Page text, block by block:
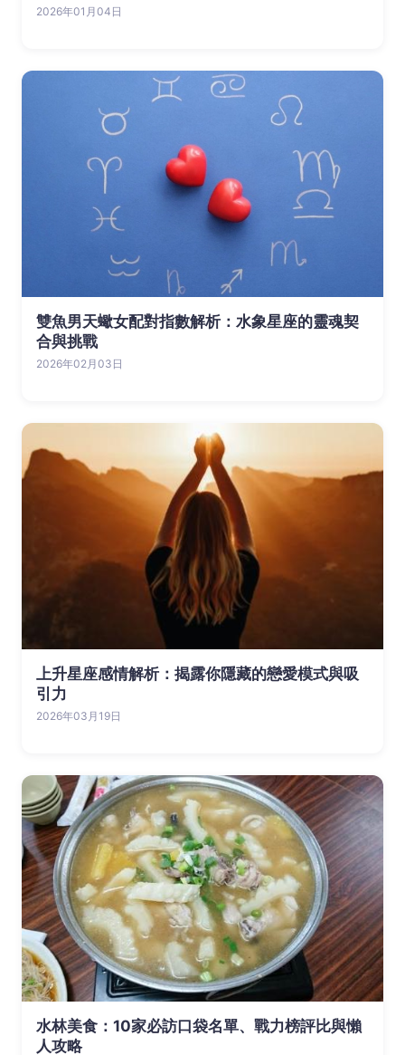
2026年01月04日
雙魚男天蠍女配對指數解析：水象星座的靈魂契
合與挑戰
2026年02月03日
上升星座感情解析：揭露你隱藏的戀愛模式與吸
引力
2026年03月19日
水林美食：10家必訪口袋名單、戰力榜評比與懶
人攻略